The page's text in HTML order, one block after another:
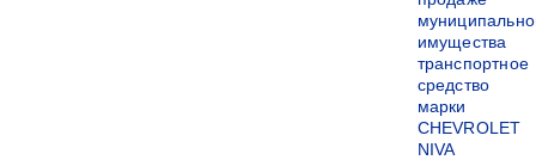
имущества
транспортное
средство
марки
CHEVROLET
NIVA